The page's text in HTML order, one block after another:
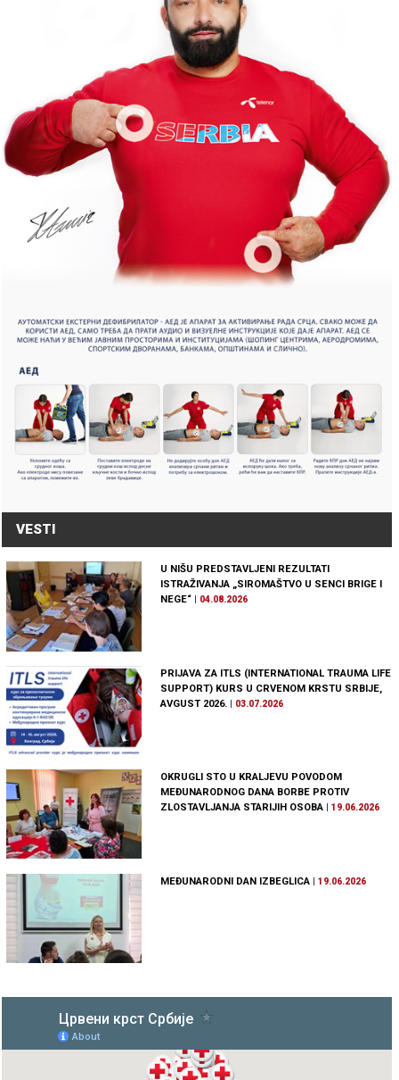
VESTI
U NIŠU PREDSTAVLJENI REZULTATI
ISTRAŽIVANJA „SIROMAŠTVO U SENCI BRIGE I
NEGE“
04.08.2026
PRIJAVA ZA ITLS (INTERNATIONAL TRAUMA LIFE
SUPPORT) KURS U CRVENOM KRSTU SRBIJE,
AVGUST 2026. | 03.07.2026
OKRUGLI STO U KRALJEVU POVODOM
MEĐUNARODNOG DANA BORBE PROTIV
ZLOSTAVLJANJA STARIJIH OSOBA |19.06.2026
MEĐUNARODNI DAN IZBEGLICA |19.06.2026